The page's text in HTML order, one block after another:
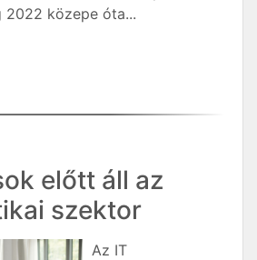
2022 közepe óta...
előtt áll az
szektor
Az IT